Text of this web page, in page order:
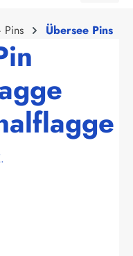
Übersee Pins